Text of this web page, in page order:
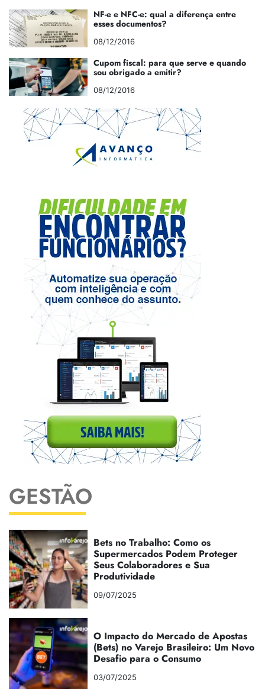
NF-e e NFC-e: qual a diferença entre
esses documentos?
08/12/2016
Cupom fiscal: para que serve e quando
sou obrigado a emitir?
08/12/2016
GESTÃO
Bets no Trabalho: Como os
Supermercados Podem Proteger
Seus Colaboradores e Sua
Produtividade
09/07/2025
O Impacto do Mercado de Apostas
(Bets) no Varejo Brasileiro: Um Novo
Desafio para o Consumo
03/07/2025